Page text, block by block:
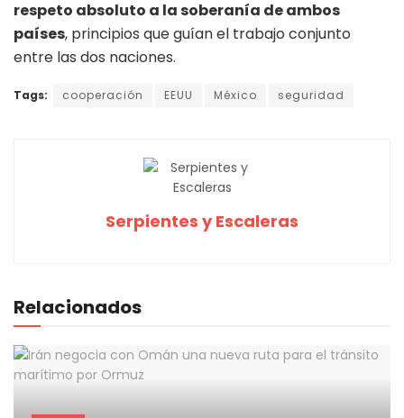
respeto absoluto a la soberanía de ambos
países, principios que guían el trabajo conjunto
entre las dos naciones.
Tags: cooperación EEUU México seguridad
Serpientes y Escaleras
Relacionados